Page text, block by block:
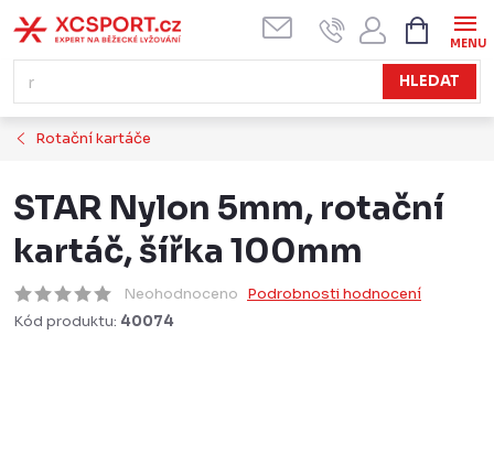
na
obsah
HLEDAT
KOŠÍK
Rotační kartáče
STAR Nylon 5mm, rotační
kartáč, šířka 100mm
Neohodnoceno Podrobnosti hodnocení
Kód produktu: 40074